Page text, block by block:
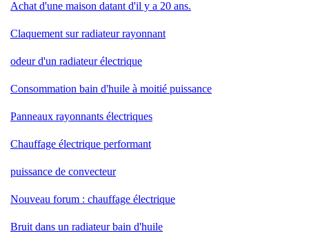
Achat d'une maison datant d'il y a 20 ans.
Claquement sur radiateur rayonnant
odeur d'un radiateur électrique
Consommation bain d'huile à moitié puissance
Panneaux rayonnants électriques
Chauffage électrique performant
puissance de convecteur
Nouveau forum : chauffage électrique
Bruit dans un radiateur bain d'huile